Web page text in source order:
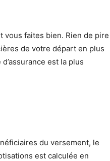
vous faites bien. Rien de pire
de votre départ en plus
est la plus
du versement, le
est calculée en